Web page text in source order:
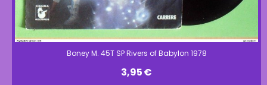
Boney M. 45T SP Rivers of Babylon 1978
3,95€